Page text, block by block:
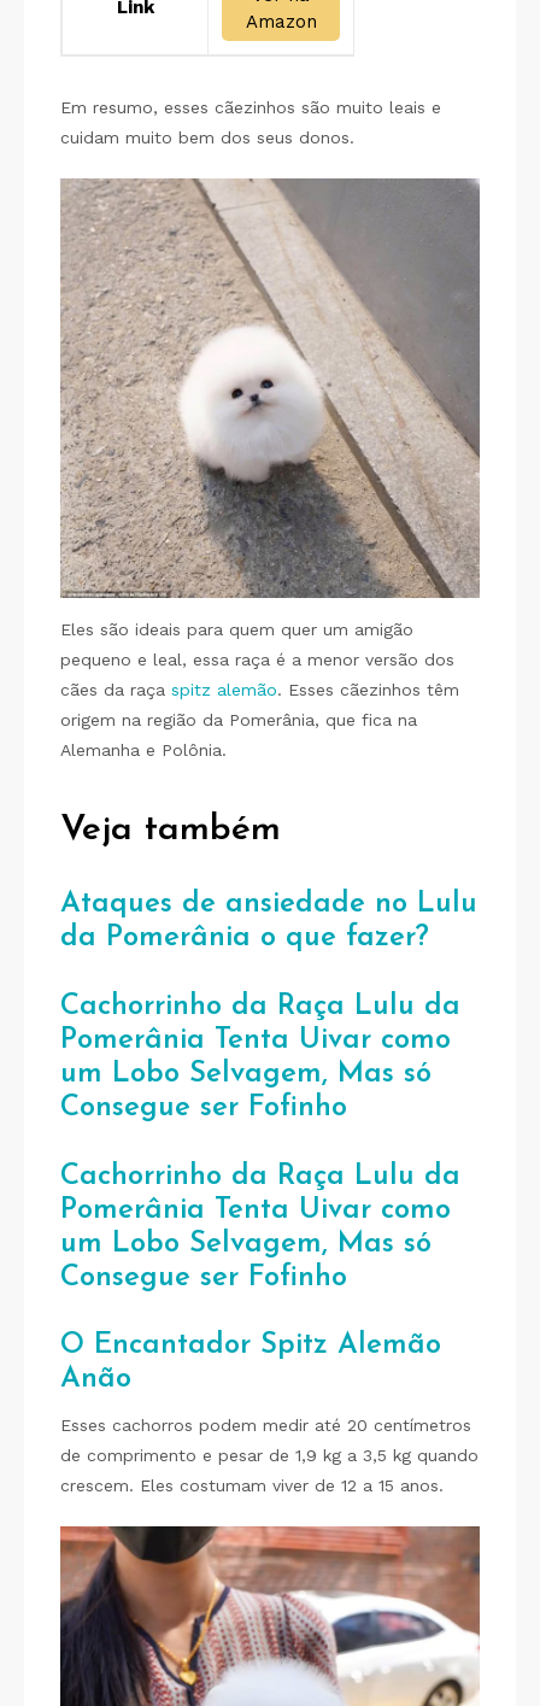
Link
Amazon
Em resumo, esses cãezinhos são muito leais e
cuidam muito bem dos seus donos.
Eles são ideais para quem quer um amigão
pequeno e leal, essa raça é a menor versão dos
cães da raça spitz alemão. Esses cãezinhos têm
origem na região da Pomerânia, que fica na
Alemanha e Polônia.
Veja também
Ataques de ansiedade no Lulu
da Pomerânia o que fazer?
Cachorrinho da Raça Lulu da
Pomerânia Tenta Uivar como
um Lobo Selvagem, Mas só
Consegue ser Fofinho
Cachorrinho da Raça Lulu da
Pomerânia Tenta Uivar como
um Lobo Selvagem, Mas só
Consegue ser Fofinho
O Encantador Spitz Alemão
Anão
Esses cachorros podem medir até 20 centímetros
de comprimento e pesar de 1,9 kg a 3,5 kg quando
crescem. Eles costumam viver de 12 a 15 anos.